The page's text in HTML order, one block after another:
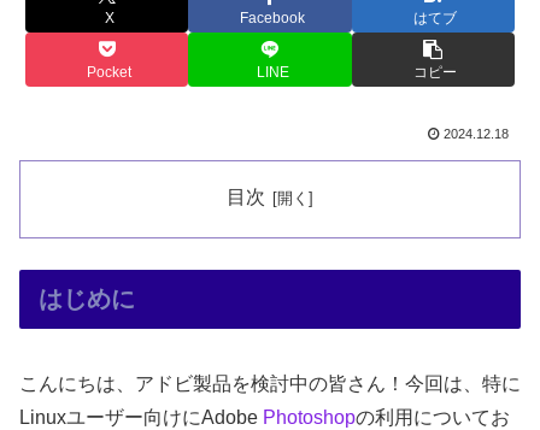
X Facebook はてブ
Pocket LINE コピー
2024.12.18
目次
はじめに
こんにちは、アドビ製品を検討中の皆さん！今回は、特に
Linuxユーザー向けにAdobe Photoshopの利用についてお